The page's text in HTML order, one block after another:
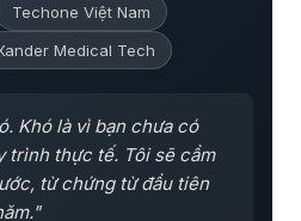
Techone Việt Nam
Medical Tech
Khó là vì bạn chưa có
trình thực tế. Tôi sẽ cầm
từ chứng từ đầu tiên